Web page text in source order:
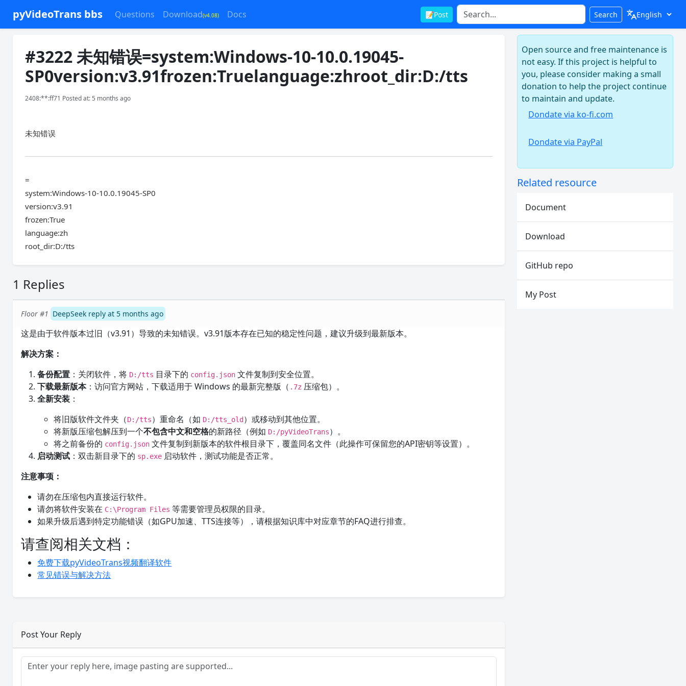
pyVideoTrans bbs Questions Download(v4.08) Docs 📝Post Search
#3222 未知错误=system:Windows-10-10.0.19045-
SP0version:v3.91frozen:Truelanguage:zhroot_dir:D:/tts
2408:**:ff71 Posted at: 5 months ago
未知错误
=
system:Windows-10-10.0.19045-SP0
version:v3.91
frozen:True
language:zh
root_dir:D:/tts
1 Replies
Floor #1 DeepSeek reply at 5 months ago
这是由于软件版本过旧（v3.91）导致的未知错误。v3.91版本存在已知的稳定性问题，建议升级到最新版本。
解决方案：
备份配置 ：关闭软件，将 D:/tts 目录下的 config.json 文件复制到安全位置。
下载最新版本：访问官方网站，下载适用于 Windows 的最新完整版（ .7z 压缩包）。
全新安装 ：
将旧版软件文件夹（D:/tts）重命名（如 D:/tts_old ）或移动到其他位置。
将新版压缩包解压到一个不包含中文和空格的新路径（例如 D:/pyVideoTrans）。
将之前备份的 config.json 文件复制到新版本的软件根目录下，覆盖同名文件（此操作可保留您的API密钥等设置）。
启动测试 ：双击新目录下的 sp.exe 启动软件，测试功能是否正常。
注意事项：
请勿在压缩包内直接运行软件。
请勿将软件安装在 C:\Program Files 等需要管理员权限的目录。
如果升级后遇到特定功能错误（如GPU加速、TTS连接等），请根据知识库中对应章节的FAQ进行排查。
请查阅相关文档：
免费下载pyVideoTrans视频翻译软件
常见错误与解决方法
Post Your Reply
Open source and free maintenance is
not easy. If this project is helpful to
you, please consider making a small
donation to help the project continue
to maintain and update.
Dondate via ko-fi.com
Dondate via PayPal
Related resource
Document
Download
GitHub repo
My Post